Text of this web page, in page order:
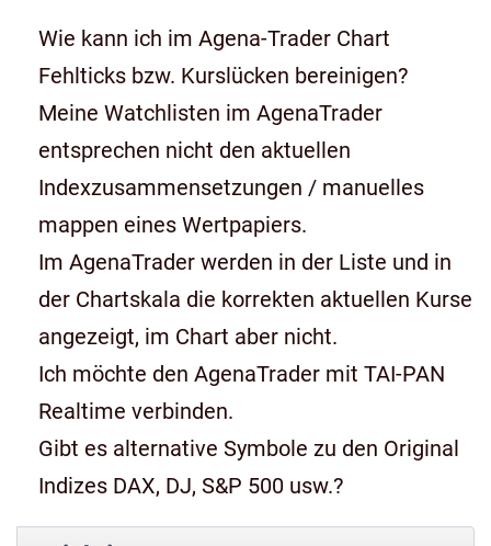
Wie kann ich im Agena-Trader Chart
Fehlticks bzw. Kurslücken bereinigen?
Meine Watchlisten im AgenaTrader
entsprechen nicht den aktuellen
Indexzusammensetzungen / manuelles
mappen eines Wertpapiers.
Im AgenaTrader werden in der Liste und in
der Chartskala die korrekten aktuellen Kurse
angezeigt, im Chart aber nicht.
Ich möchte den AgenaTrader mit TAI-PAN
Realtime verbinden.
Gibt es alternative Symbole zu den Original
Indizes DAX, DJ, S&P 500 usw.?